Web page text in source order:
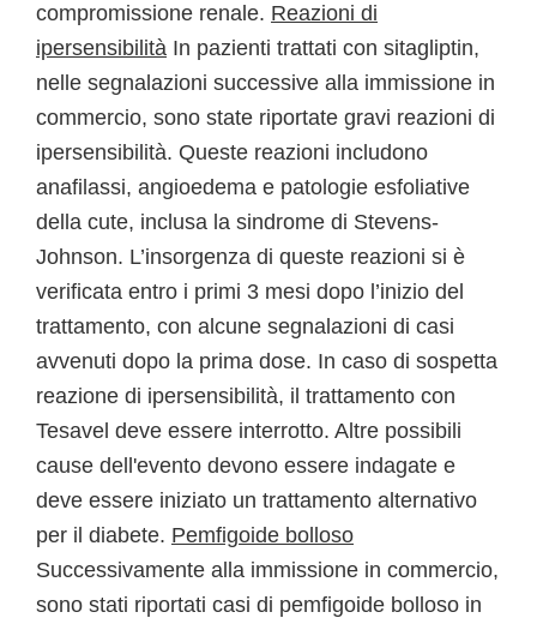
compromissione renale. Reazioni di
ipersensibilità In pazienti trattati con sitagliptin,
nelle segnalazioni successive alla immissione in
commercio, sono state riportate gravi reazioni di
ipersensibilità. Queste reazioni includono
anafilassi, angioedema e patologie esfoliative
della cute, inclusa la sindrome di Stevens-
Johnson. L’insorgenza di queste reazioni si è
verificata entro i primi 3 mesi dopo l’inizio del
trattamento, con alcune segnalazioni di casi
avvenuti dopo la prima dose. In caso di sospetta
reazione di ipersensibilità, il trattamento con
Tesavel deve essere interrotto. Altre possibili
cause dell'evento devono essere indagate e
deve essere iniziato un trattamento alternativo
per il diabete. Pemfigoide bolloso
Successivamente alla immissione in commercio,
sono stati riportati casi di pemfigoide bolloso in